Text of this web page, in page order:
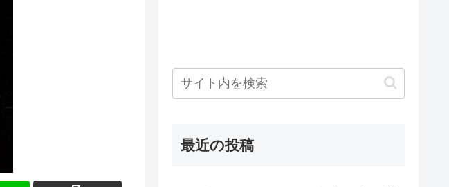
最近の投稿